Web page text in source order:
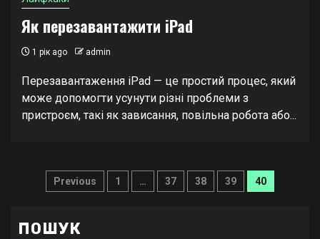
Як перезавантажити iPad
1 рік ago admin
Перезавантаження iPad — це простий процес, який
може допомогти усунути різні проблеми з
пристроєм, такі як зависання, повільна робота або...
Пагінація
Previous 1 … 37 38 39 40
ПОШУК